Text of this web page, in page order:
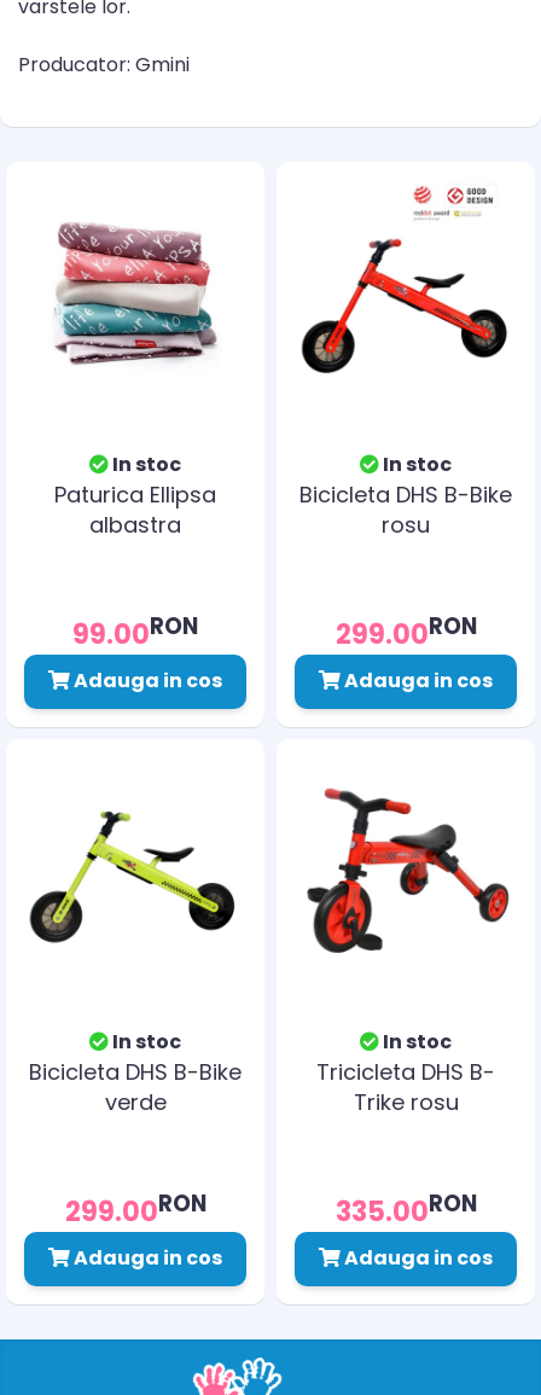
varstele lor.
Producator: Gmini
In stoc
Paturica Ellipsa
albastra
99.00RON
Adauga in cos
In stoc
Bicicleta DHS B-Bike
rosu
299.00RON
Adauga in cos
In stoc
Bicicleta DHS B-Bike
verde
299.00RON
Adauga in cos
In stoc
Tricicleta DHS B-
Trike rosu
335.00RON
Adauga in cos